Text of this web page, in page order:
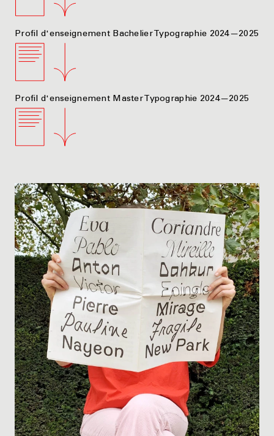
Profil d'enseignement Bachelier Typographie 2024—2025
Profil d'enseignement Master Typographie 2024—2025